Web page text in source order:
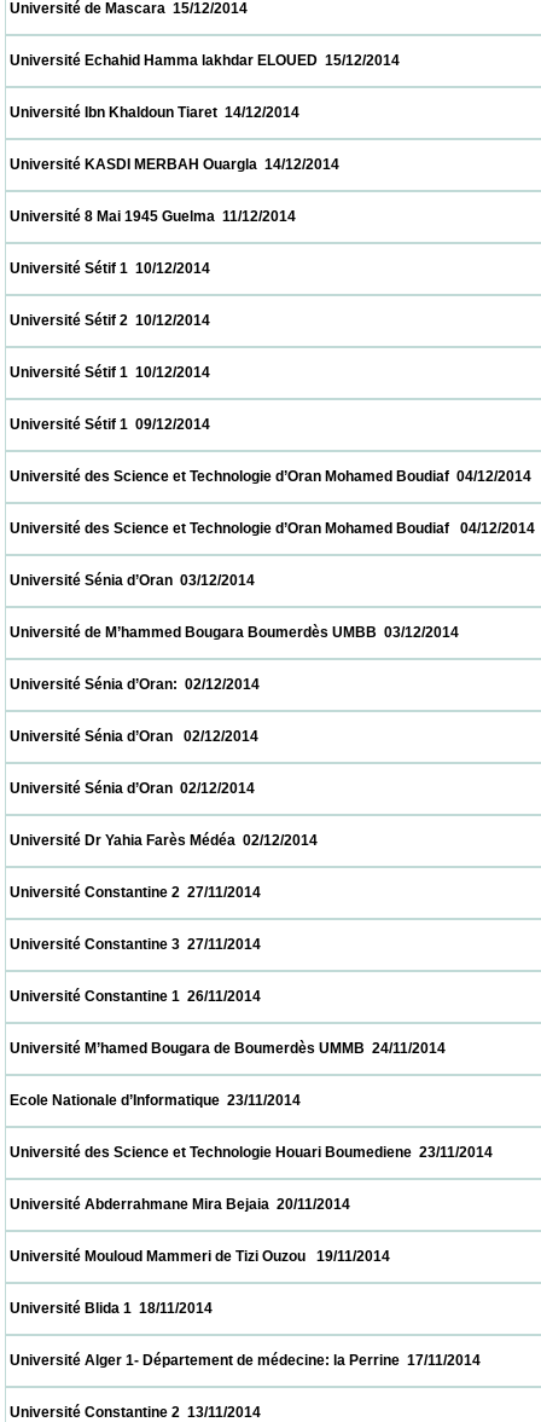
Université de Mascara  15/12/2014
Université Echahid Hamma lakhdar ELOUED  15/12/2014
Université Ibn Khaldoun Tiaret  14/12/2014
Université KASDI MERBAH Ouargla  14/12/2014
Université 8 Mai 1945 Guelma  11/12/2014
Université Sétif 1  10/12/2014
Université Sétif 2  10/12/2014
Université Sétif 1  10/12/2014
Université Sétif 1  09/12/2014
Université des Science et Technologie d’Oran Mohamed Boudiaf
Université des Science et Technologie d’Oran Mohamed Boudiaf
Université Sénia d’Oran  03/12/2014
Université de M’hammed Bougara Boumerdès UMBB  03/12/
Université Sénia d’Oran:  02/12/2014
Université Sénia d’Oran   02/12/2014
Université Sénia d’Oran  02/12/2014
Université Dr Yahia Farès Médéa  02/12/2014
Université Constantine 2  27/11/2014
Université Constantine 3  27/11/2014
Université Constantine 1  26/11/2014
Université M’hamed Bougara de Boumerdès UMMB  24/11/
Ecole Nationale d’Informatique  23/11/2014
Université des Science et Technologie Houari Boumediene  23/
Université Abderrahmane Mira Bejaia  20/11/2014
Université Mouloud Mammeri de Tizi Ouzou   19/11/2014
Université Blida 1  18/11/2014
Université Alger 1- Département de médecine: la Perrine  17/
Université Constantine 2  13/11/2014